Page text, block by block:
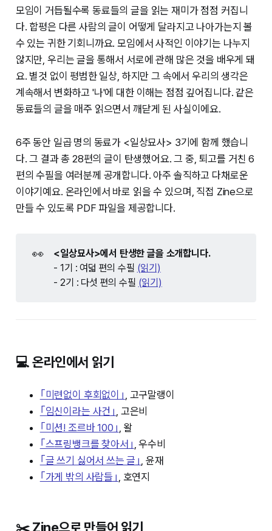
모임이 거듭될수록 동료들의 글을 읽는 재미가 점점 커집니
다. 합평은 다른 사람의 글이 어떻게 달라지고 나아가는지 볼
수 있는 귀한 기회니까요. 모임에서 사적인 이야기는 나누지
않지만, 우리는 글을 통해서 서로에 관해 많은 것을 배우게 돼
요. 별것 없이 평범한 일상, 하지만 그 속에서 우리의 생각은
계속해서 변화하고 '나'에 대한 이해는 점점 깊어집니다. 같은
동료들의 글을 매주 읽으면서 깨닫게 된 사실이에요.
6주 동안 일곱 명의 동료가 <일상묘사> 3기에 함께 했습니
다. 그 결과 총 28편의 글이 탄생했어요. 그 중, 퇴고를 거친 6
편의 수필을 여러분께 공개합니다. 아주 솔직하고 다채로운
이야기예요. 온라인에서 바로 읽을 수 있으며, 직접 Zine으로
만들 수 있도록 PDF 파일을 제공합니다.
👀
<일상묘사>에서 탄생한 글을 소개합니다.
- 1기 : 여덟 편의 수필 (읽기)
- 2기 : 다섯 편의 수필 (읽기)
💻 온라인에서 읽기
｢미련없이 후회없이｣ , 고구말랭이
｢임신이라는 사건｣ , 고은비
｢미션! 조르바 100｣ , 왈
｢스프링뱅크를 찾아서｣ , 우수비
｢글 쓰기 싫어서 쓰는 글｣ , 윤재
｢가게 밖의 사람들｣ , 호연지
✂️ Zine으로 만들어 읽기